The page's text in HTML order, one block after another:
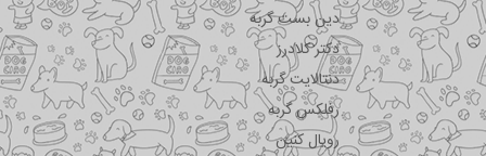
دین بست گربه
دکتر کلادرز
دنتالایت گربه
رفلکس گربه
رویال کنین